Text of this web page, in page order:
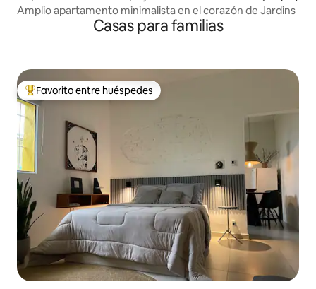
dim Paulista
Amplio apartamento minimalista en el corazón de Jardins
Casas para familias
Favorito entre los huéspedes más destacados
Favorito entre huéspedes